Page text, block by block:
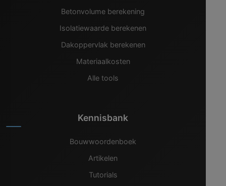
Betonvolume berekening
Isolatiewaarde berekenen
Dakoppervlak berekenen
Materiaalkosten
Alle tools
Kennisbank
Bouwwoordenboek
Artikelen
Tutorials